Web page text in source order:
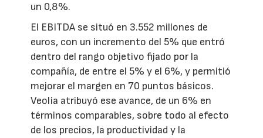
un 0,8%.
El EBITDA se situó en 3.552 millones de
euros, con un incremento del 5% que entró
dentro del rango objetivo fijado por la
compañía, de entre el 5% y el 6%, y permitió
mejorar el margen en 70 puntos básicos.
Veolia atribuyó ese avance, de un 6% en
términos comparables, sobre todo al efecto
de los precios, la productividad y la